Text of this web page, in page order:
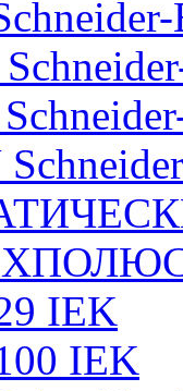
IEK
IEK